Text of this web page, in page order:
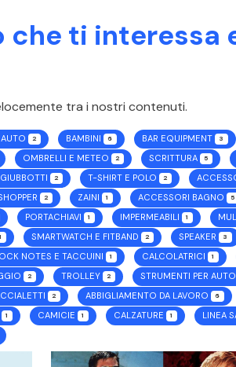
che ti
tra i nostri contenuti.
2 BAMBINI 6 BAR EQUIPMENT 3
OMBRELLI E METEO 2 SCRITTURA 5
2 T-SHIRT E POLO 2
2 ZAINI 1 ACCESSORI BAGNO 5
PORTACHIAVI 1 IMPERMEABILI 1
1 SMARTWATCH E FITBAND 2 SPEAKER 3
NOTES E TACCUINI 1 CALCOLATRICI 1
2 TROLLEY 2 STRUMENTI PER AUTO
2 ABBIGLIAMENTO DA LAVORO 6
1 CAMICIE 1 CALZATURE 1 LINEA